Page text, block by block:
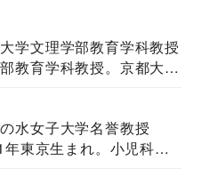
学文理学部教育学科教授
教育学科教授。京都大学
水女子大学名誉教授
東京生まれ。小児科